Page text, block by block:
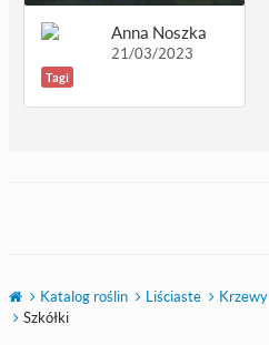
Anna Noszka
21/03/2023
Tagi
Katalog roślin Liściaste Krzewy
Szkółki